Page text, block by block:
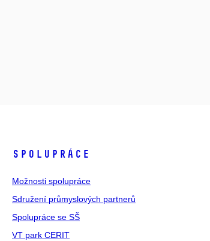
SPOLUPRÁCE
Možnosti spolupráce
Sdružení průmyslových partnerů
Spolupráce se SŠ
VT park CERIT